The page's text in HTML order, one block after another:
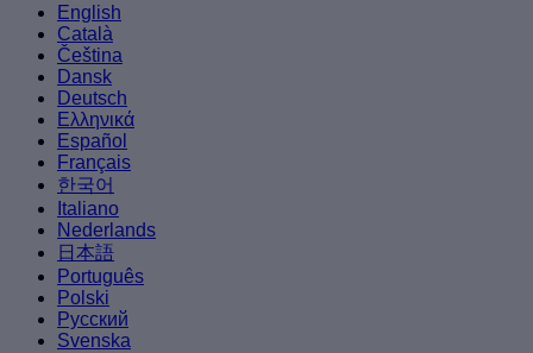
English
Català
Čeština
Dansk
Deutsch
Ελληνικά
Español
Français
한국어
Italiano
Nederlands
日本語
Português
Polski
Русский
Svenska